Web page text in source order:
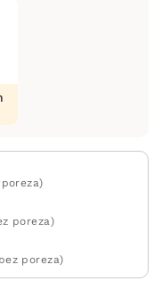
poreza)
poreza)